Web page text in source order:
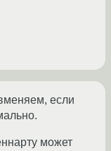
если
может